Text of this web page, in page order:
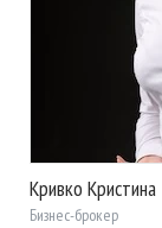
Кривко Кристина
Бизнес-брокер